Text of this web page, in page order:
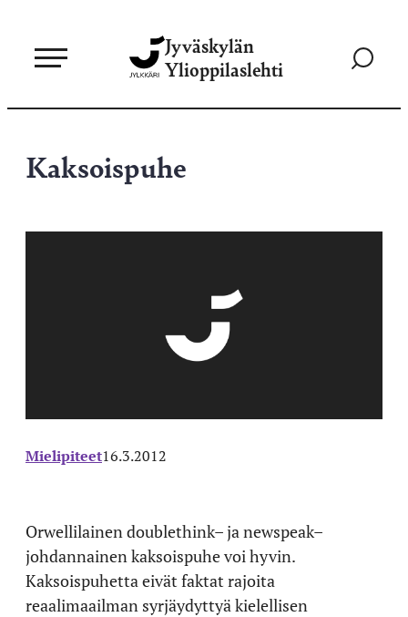
sisältöön
Jyväskylän
Ylioppilaslehti
Siirry
Kaksoispuhe
Mielipiteet16.3.2012
Orwellilainen doublethink– ja newspeak–
johdannainen kaksoispuhe voi hyvin.
Kaksoispuhetta eivät faktat rajoita
reaalimaailman syrjäydyttyä kielellisen